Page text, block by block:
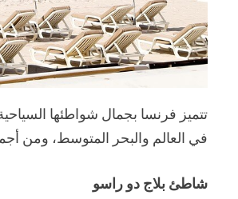
تتميز فرنسا بجمال شواطئها
في العالم والبحر المتوسط، ومن
شاطئ بلاج دو راسو